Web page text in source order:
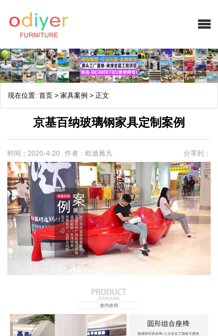
现在位置: 首页 > 家具案例 > 正文
京基百纳玻璃钢家具定制案例
时间：2020-4-20 作者：欧迪雅凡 分享到：